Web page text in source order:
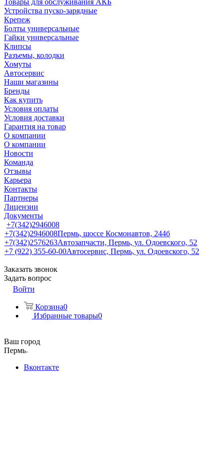
Товары для обслуживания АКБ
Устройства пуско-зарядные
Крепеж
Болты универсальные
Гайки универсальные
Клипсы
Разъемы, колодки
Хомуты
Автосервис
Наши магазины
Бренды
Как купить
Условия оплаты
Условия доставки
Гарантия на товар
О компании
О компании
Новости
Команда
Отзывы
Карьера
Контакты
Партнеры
Лицензии
Документы
+7(342)2946008
+7(342)2946008Пермь, шоссе Космонавтов, 244б
+7(342)2576263Автозапчасти, Пермь, ул. Одоевского, 52
+7 (922) 355-60-00Автосервис, Пермь, ул. Одоевского, 52
Заказать звонок
Задать вопрос
Войти
Корзина0
Избранные товары0
Ваш город
Пермь
Вконтакте